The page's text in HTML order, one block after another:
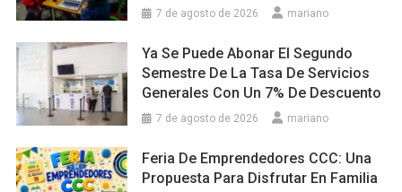
7 de agosto de 2026 mariano
Ya Se Puede Abonar El Segundo
Semestre De La Tasa De Servicios
Generales Con Un 7% De Descuento
7 de agosto de 2026 mariano
Feria De Emprendedores CCC: Una
Propuesta Para Disfrutar En Familia